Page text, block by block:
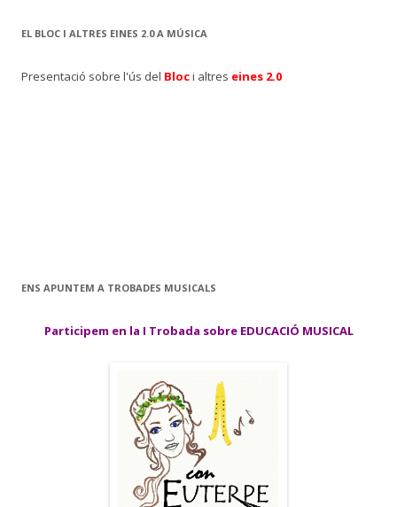
EL BLOC I ALTRES EINES 2.0 A MÚSICA
Presentació sobre l'ús del Bloci altres eines 2.0
ENS APUNTEM A TROBADES MUSICALS
Participem en la I Trobada sobre EDUCACIÓ MUSICAL